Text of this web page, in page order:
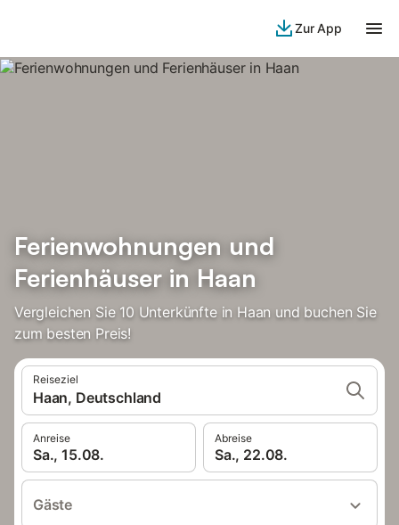
Zur App
Ferienwohnungen und
Ferienhäuser in Haan
Vergleichen Sie 10 Unterkünfte in Haan und buchen Sie
zum besten Preis!
Reiseziel
Haan, Deutschland
Anreise
Sa., 15.08.
Abreise
Sa., 22.08.
Gäste